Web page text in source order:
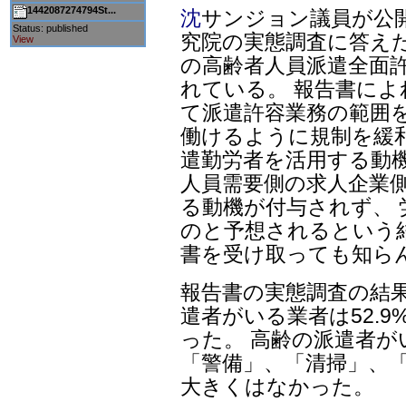
1442087274794St...
Status: published
View
沈サンジョン議員が公
究院の実態調査に答え
の高齢者人員派遣全面
れている。 報告書に
て派遣許容業務の範囲
働けるように規制を緩
遣勤労者を活用する動
人員需要側の求人企業
る動機が付与されず、
のと予想されるという
書を受け取っても知ら
報告書の実態調査の結
遣者がいる業者は
った。 高齢の派遣者
「警備」、「清掃」、
大きくはなかった。